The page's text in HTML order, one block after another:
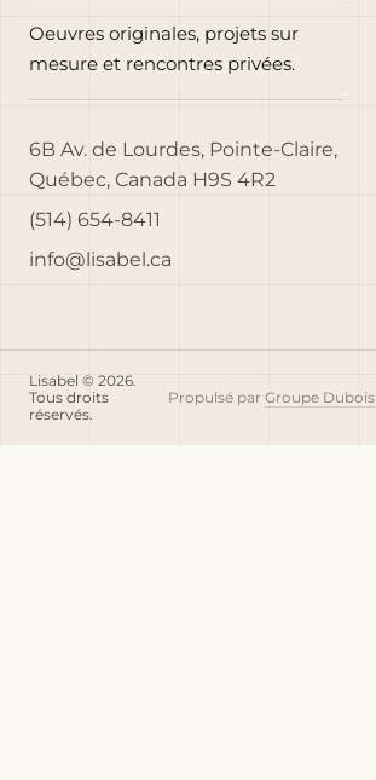
Oeuvres originales, projets sur
mesure et rencontres privées.
6B Av. de Lourdes, Pointe-Claire,
Québec, Canada H9S 4R2
(514) 654-8411
info@lisabel.ca
Lisabel © 2026.
Tous droits
réservés.
Propulsé par Groupe Dubois